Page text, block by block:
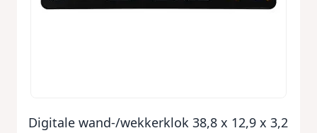
Digitale wand-/wekkerklok 38,8 x 12,9 x 3,2